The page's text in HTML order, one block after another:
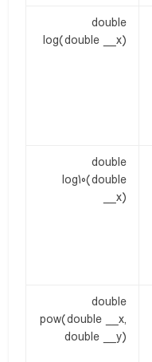
double
log(double __x)
double
log10(double
__x)
double
pow(double __x,
double __y)